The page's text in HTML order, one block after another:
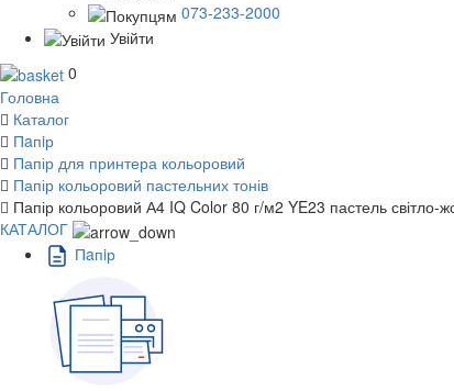
073-233-2000
Увійти
0
Головна
Каталог
Пaпiр
Папір для принтера кольоровий
Папір кольоровий пастельних тонів
Папір кольоровий А4 IQ Color 80 г/м2 YE23 пастель світло-
КАТАЛОГ
Пaпiр